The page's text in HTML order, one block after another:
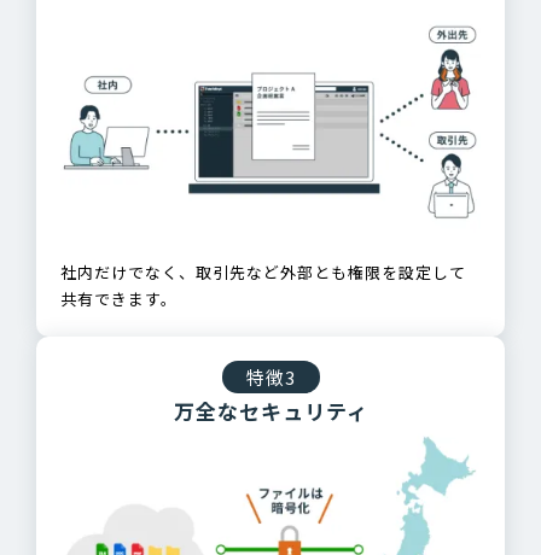
社内だけでなく、取引先など外部とも権限を設定して
共有できます。
特徴3
万全なセキュリティ